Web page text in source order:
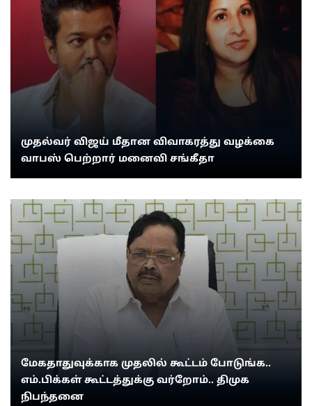
முதல்வர் விஜய் மீதான விவாகரத்து வழக்கை
வாபஸ் பெற்றார் மனைவி சங்கீதா
மேகதாதுவுக்காக முதலில் கூட்டம் போடுங்க..
எம்.பிக்கள் கூட்டத்துக்கு வர்றோம்.. திமுக
நிபந்தனை